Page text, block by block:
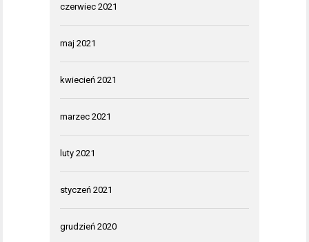
czerwiec 2021
maj 2021
kwiecień 2021
marzec 2021
luty 2021
styczeń 2021
grudzień 2020